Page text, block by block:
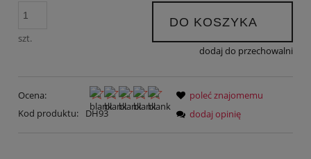
szt.
DO KOSZYKA
dodaj do przechowalni
Ocena:
Kod produktu:
DH93
poleć znajomemu
dodaj opinię